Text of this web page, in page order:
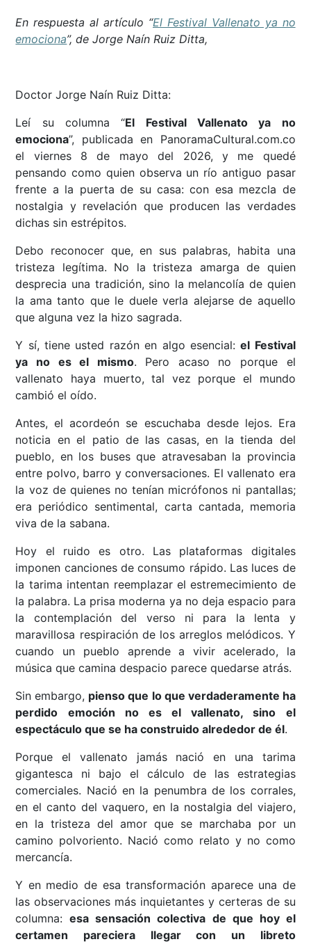
En respuesta al artículo “El Festival Vallenato ya no
emociona”, de Jorge Naín Ruiz Ditta,
Doctor Jorge Naín Ruiz Ditta:
Leí su columna “El Festival Vallenato ya no
emociona”, publicada en PanoramaCultural.com.co
el viernes 8 de mayo del 2026, y me quedé
pensando como quien observa un río antiguo pasar
frente a la puerta de su casa: con esa mezcla de
nostalgia y revelación que producen las verdades
dichas sin estrépitos.
Debo reconocer que, en sus palabras, habita una
tristeza legítima. No la tristeza amarga de quien
desprecia una tradición, sino la melancolía de quien
la ama tanto que le duele verla alejarse de aquello
que alguna vez la hizo sagrada.
Y sí, tiene usted razón en algo esencial:el Festival
ya no es el mismo. Pero acaso no porque el
vallenato haya muerto, tal vez porque el mundo
cambió el oído.
Antes, el acordeón se escuchaba desde lejos. Era
noticia en el patio de las casas, en la tienda del
pueblo, en los buses que atravesaban la provincia
entre polvo, barro y conversaciones. El vallenato era
la voz de quienes no tenían micrófonos ni pantallas;
era periódico sentimental, carta cantada, memoria
viva de la sabana.
Hoy el ruido es otro. Las plataformas digitales
imponen canciones de consumo rápido. Las luces de
la tarima intentan reemplazar el estremecimiento de
la palabra. La prisa moderna ya no deja espacio para
la contemplación del verso ni para la lenta y
maravillosa respiración de los arreglos melódicos. Y
cuando un pueblo aprende a vivir acelerado, la
música que camina despacio parece quedarse atrás.
Sin embargo, pienso que lo que verdaderamente ha
perdido emoción no es el vallenato, sino el
espectáculo que se ha construido alrededor de él.
Porque el vallenato jamás nació en una tarima
gigantesca ni bajo el cálculo de las estrategias
comerciales. Nació en la penumbra de los corrales,
en el canto del vaquero, en la nostalgia del viajero,
en la tristeza del amor que se marchaba por un
camino polvoriento. Nació como relato y no como
mercancía.
Y en medio de esa transformación aparece una de
las observaciones más inquietantes y certeras de su
columna:esa sensación colectiva de que hoy el
certamen pareciera llegar con un libreto